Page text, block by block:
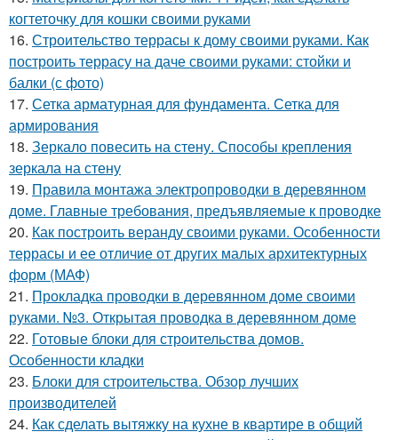
когтеточку для кошки своими руками
16. Строительство террасы к дому своими руками. Как
построить террасу на даче своими руками: стойки и
балки (с фото)
17. Сетка арматурная для фундамента. Сетка для
армирования
18. Зеркало повесить на стену. Способы крепления
зеркала на стену
19. Правила монтажа электропроводки в деревянном
доме. Главные требования, предъявляемые к проводке
20. Как построить веранду своими руками. Особенности
террасы и ее отличие от других малых архитектурных
форм (МАФ)
21. Прокладка проводки в деревянном доме своими
руками. №3. Открытая проводка в деревянном доме
22. Готовые блоки для строительства домов.
Особенности кладки
23. Блоки для строительства. Обзор лучших
производителей
24. Как сделать вытяжку на кухне в квартире в общий